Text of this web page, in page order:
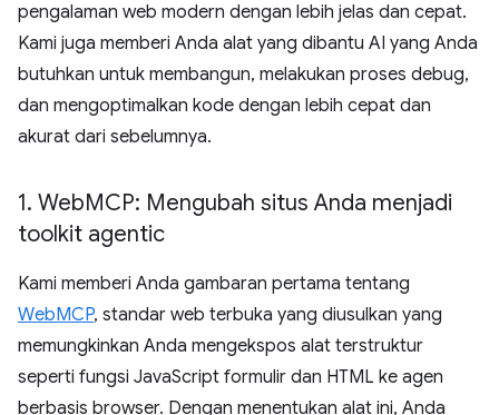
pengalaman web modern dengan lebih jelas dan cepat.
Kami juga memberi Anda alat yang dibantu AI yang Anda
butuhkan untuk membangun, melakukan proses debug,
dan mengoptimalkan kode dengan lebih cepat dan
akurat dari sebelumnya.
1. WebMCP: Mengubah situs Anda menjadi
toolkit agentic
Kami memberi Anda gambaran pertama tentang
WebMCP, standar web terbuka yang diusulkan yang
memungkinkan Anda mengekspos alat terstruktur
seperti fungsi JavaScript formulir dan HTML ke agen
berbasis browser. Dengan menentukan alat ini, Anda